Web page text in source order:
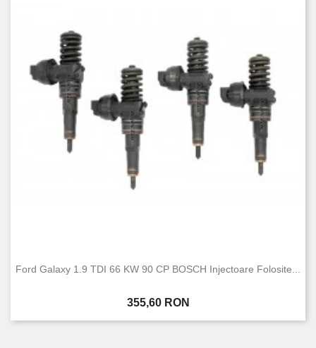
Ford Galaxy 1.9 TDI 66 KW 90 CP BOSCH Injectoare Folosite...
Pret
355,60 RON